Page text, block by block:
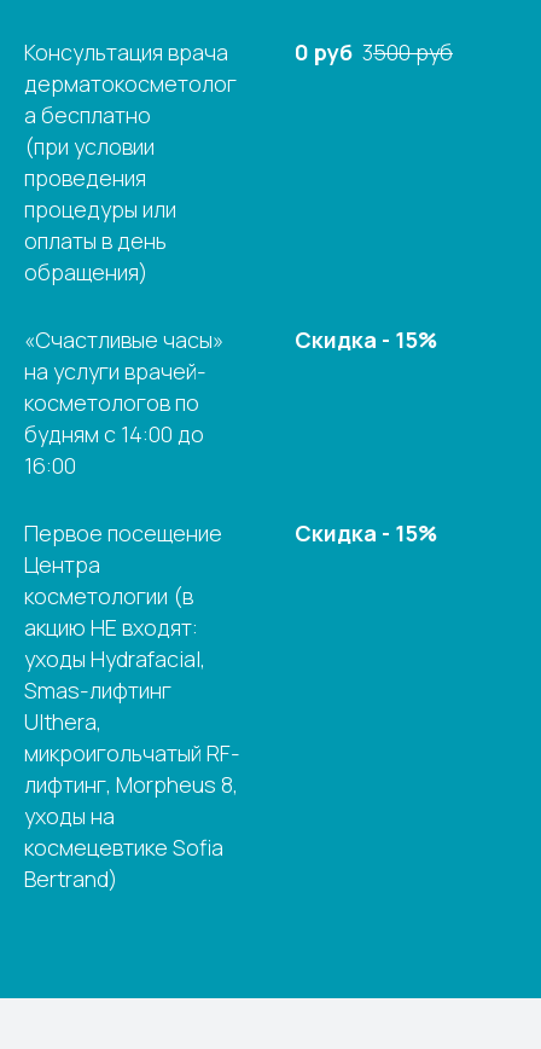
Консультация врача
дерматокосметолог
а бесплатно
(при условии
проведения
процедуры или
оплаты в день
обращения)
0 руб 3500 руб
«Счастливые часы»
на услуги врачей-
косметологов по
будням с 14:00 до
16:00
Скидка - 15%
Первое посещение
Центра
косметологии (в
акцию НЕ входят:
уходы Hydrafacial,
Smas-лифтинг
Ulthera,
микроигольчатый RF-
лифтинг, Morpheus 8,
уходы на
космецевтике Sofia
Bertrand)
Скидка - 15%